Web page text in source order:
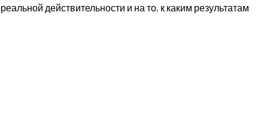
действительности и на то, к каким результатам